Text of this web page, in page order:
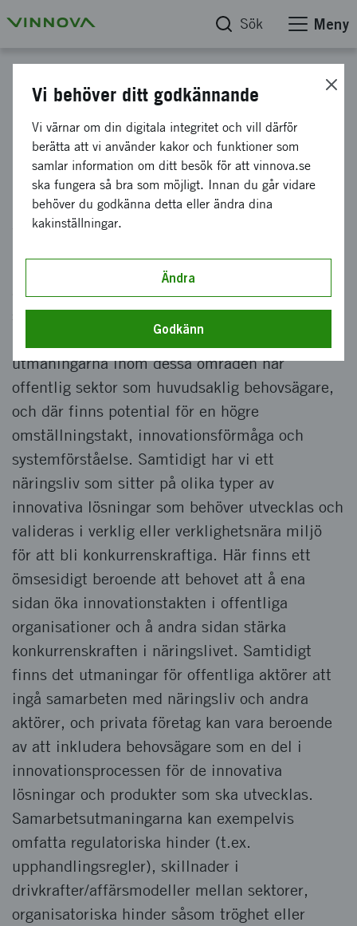
Sök Meny
Utlysning för
Samverkansprojekt för
hälsosamma och resilienta
samhällen
Området Framtidssäkert samhälle fokuserar på
samhällsbärande system, med fokus på klimat,
hälsa och säkerhet (VP 2026). Flera av
utmaningarna inom dessa områden har
offentlig sektor som huvudsaklig behovsägare,
och där finns potential för en högre
omställningstakt, innovationsförmåga och
systemförståelse. Samtidigt har vi ett
näringsliv som sitter på olika typer av
innovativa lösningar som behöver utvecklas och
valideras i verklig eller verklighetsnära miljö
för att bli konkurrenskraftiga. Här finns ett
ömsesidigt beroende att behovet att å ena
sidan öka innovationstakten i offentliga
organisationer och å andra sidan stärka
konkurrenskraften i näringslivet. Samtidigt
finns det utmaningar för offentliga aktörer att
ingå samarbeten med näringsliv och andra
aktörer, och privata företag kan vara beroende
av att inkludera behovsägare som en del i
innovationsprocessen för de innovativa
lösningar och produkter som ska utvecklas.
Samarbetsutmaningarna kan exempelvis
omfatta regulatoriska hinder (t.ex.
upphandlingsregler), skillnader i
drivkrafter/affärsmodeller mellan sektorer,
organisatoriska hinder såsom tröghet eller
Vi behöver ditt godkännande
Vi värnar om din digitala integritet och vill därför
berätta att vi använder kakor och funktioner som
samlar information om ditt besök för att vinnova.se
ska fungera så bra som möjligt. Innan du går vidare
behöver du godkänna detta eller ändra dina
kakinställningar.
Ändra
Godkänn